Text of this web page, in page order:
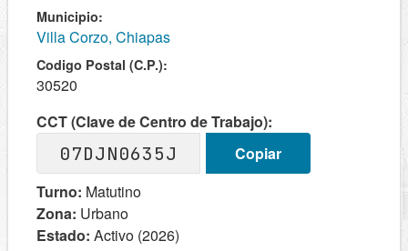
Municipio:
Villa Corzo, Chiapas
Codigo Postal (C.P.):
30520
CCT (Clave de Centro de Trabajo):
07DJN0635J
Copiar
Turno: Matutino
Zona: Urbano
Estado: Activo (2026)